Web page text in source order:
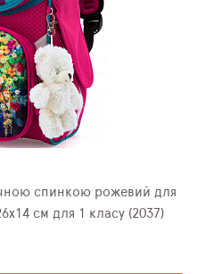
спинкою рожевий для
см для 1 класу (2037)